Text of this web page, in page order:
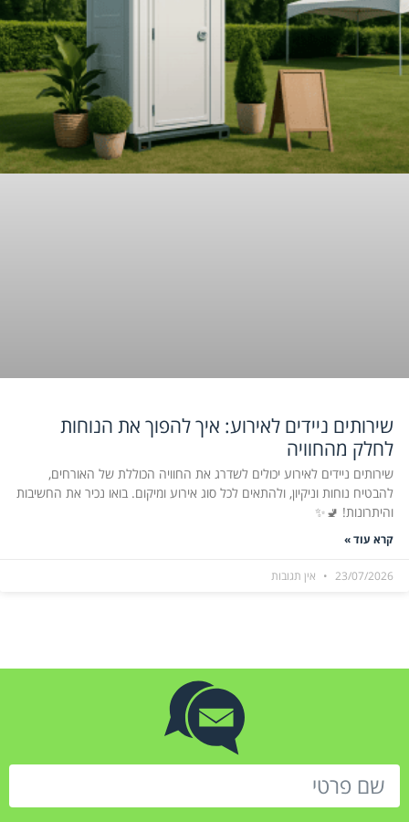
שירותים ניידים לאירוע: איך להפוך את הנוחות
לחלק מהחוויה
שירותים ניידים לאירוע יכולים לשדרג את החוויה הכוללת של האורחים,
להבטיח נוחות וניקיון, ולהתאים לכל סוג אירוע ומיקום. בואו נכיר את החשיבות
והיתרונות! 🚽✨
קרא עוד »
23/07/2026 אין תגובות